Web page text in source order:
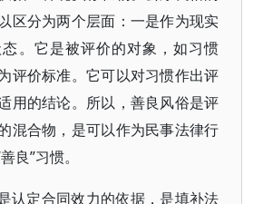
区分为两个层面：一是作为现实
。它是被评价的对象，如习惯
评价标准。它可以对习惯作出评
用的结论。所以，善良风俗是评
混合物，是可以作为民事法律行
良”习惯。
认定合同效力的依据，是填补法